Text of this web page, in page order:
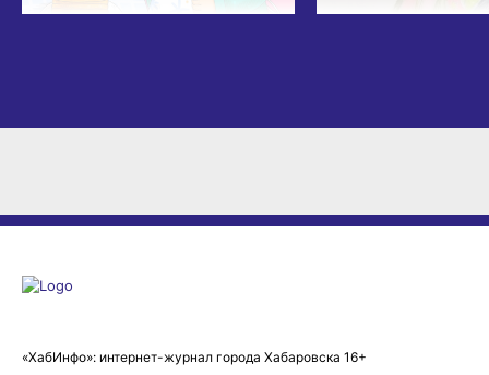
«ХабИнфо»: интернет-журнал города Хабаровска 16+